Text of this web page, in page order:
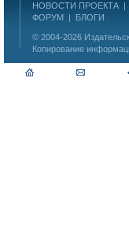
НОВОСТИ ПРОЕКТА |
ФОРУМ | БЛОГИ
© 2004-2026
Копирование